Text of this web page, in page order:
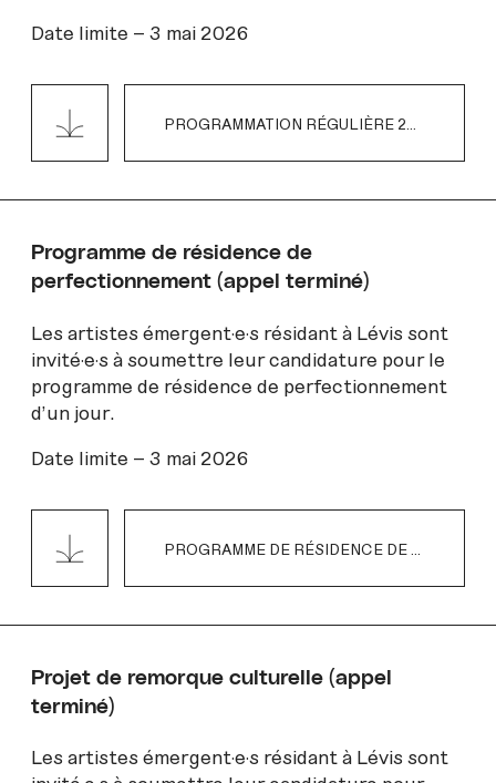
Date limite – 3 mai 2026
Programme de résidence de
perfectionnement (appel terminé)
Les artistes émergent·e·s résidant à Lévis sont
invité·e·s à soumettre leur candidature pour le
programme de résidence de perfectionnement
d’un jour.
Date limite – 3 mai 2026
Projet de remorque culturelle (appel
terminé)
Les artistes émergent·e·s résidant à Lévis sont